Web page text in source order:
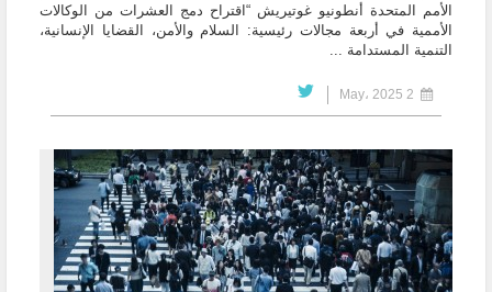
الأمم المتحدة أنطونيو غوتيريش “اقتراح دمج العشرات من الوكالات
الأممية في أربعة مجالات رئيسية: السلام والأمن، القضايا الإنسانية،
التنمية المستدامة ...